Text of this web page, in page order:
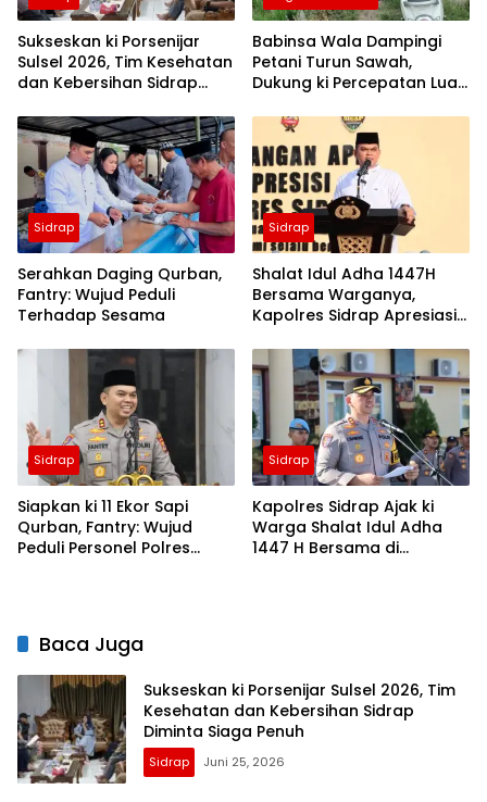
Sukseskan ki Porsenijar
Sulsel 2026, Tim Kesehatan
dan Kebersihan Sidrap
Babinsa Wala Dampingi
Petani Turun Sawah,
Dukung ki Percepatan Luas
Sidrap
Serahkan Daging Qurban,
Fantry: Wujud Peduli
Terhadap Sesama
Sidrap
Shalat Idul Adha 1447H
Bersama Warganya,
Kapolres Sidrap Apresiasi
Daerah
Sidrap
Siapkan ki 11 Ekor Sapi
Qurban, Fantry: Wujud
Peduli Personel Polres
Sidrap
Kapolres Sidrap Ajak ki
Warga Shalat Idul Adha
1447 H Bersama di
Baca Juga
Sukseskan ki Porsenijar Sulsel 2026, Tim
Kesehatan dan Kebersihan Sidrap
Diminta Siaga Penuh
Sidrap Juni 25, 2026